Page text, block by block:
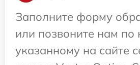
Заполните форму
или позвоните нам по
указанному на сайте